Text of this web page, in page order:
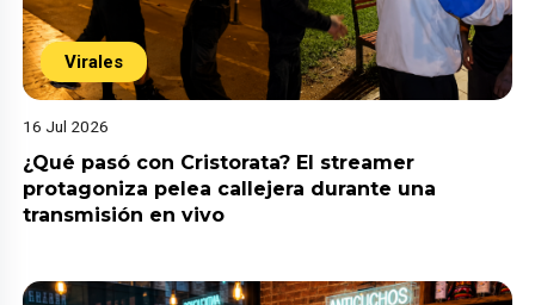
Virales
16 Jul 2026
¿Qué pasó con Cristorata? El streamer
protagoniza pelea callejera durante una
transmisión en vivo